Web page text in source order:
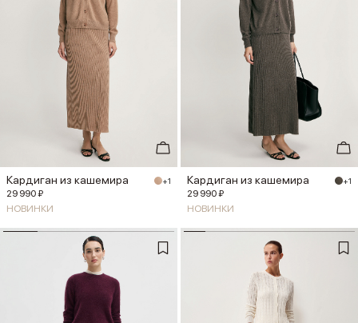
Кардиган из кашемира +1
29 990 ₽
НОВИНКИ
Кардиган из кашемира +1
29 990 ₽
НОВИНКИ